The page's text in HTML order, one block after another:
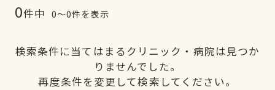
0件中 0〜0件を表示
検索条件に当てはまるクリニック・病院は見つか
りませんでした。
再度条件を変更して検索してください。